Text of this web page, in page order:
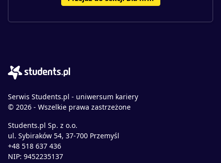
Serwis Students.pl - uniwersum kariery
© 2026 - Wszelkie prawa zastrzeżone
Students.pl Sp. z o.o.
ul. Sybiraków 54, 37-700 Przemyśl
+48 518 637 436
NIP: 9452235137